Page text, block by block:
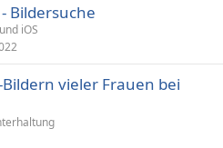
Bildersuche
iOS
vieler Frauen bei